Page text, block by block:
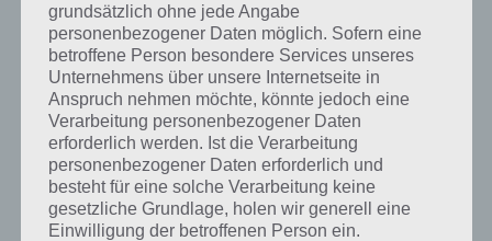
Kurze Begriffserklärung zur Lösung
grundsätzlich ohne jede Angabe
personenbezogener Daten möglich. Sofern eine
betroffene Person besondere Services unseres
Unternehmens über unsere Internetseite in
Anspruch nehmen möchte, könnte jedoch eine
Verarbeitung personenbezogener Daten
erforderlich werden. Ist die Verarbeitung
personenbezogener Daten erforderlich und
besteht für eine solche Verarbeitung keine
gesetzliche Grundlage, holen wir generell eine
Einwilligung der betroffenen Person ein.